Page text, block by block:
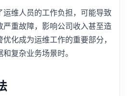
维人员的工作负担，可能导致
重故障，影响公司收入甚至造
化成为运维工作的重要部分，
复杂业务场景时。